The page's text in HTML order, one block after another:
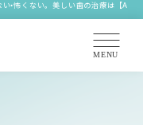
•怖くない。美しい歯の治療は【A